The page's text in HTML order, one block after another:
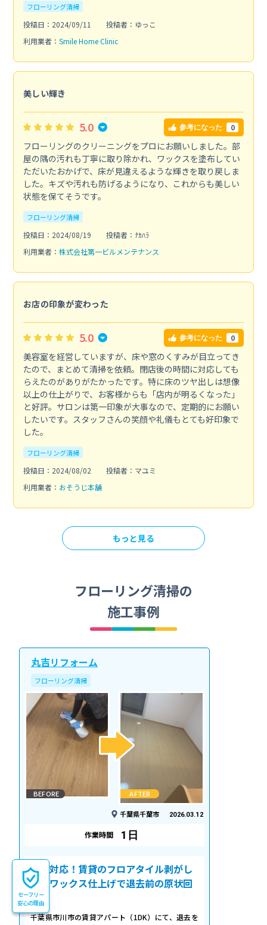
フローリング清掃
投稿日：2024/09/11
投稿者：ゆっこ
利用業者： Smile Home Clinic
美しい輝き
5.0 参考になった 0
フローリングのクリーニングをプロにお願いしました。部
屋の隅の汚れも丁寧に取り除かれ、ワックスを塗布してい
ただいたおかげで、床が見違えるような輝きを取り戻しま
した。キズや汚れも防げるようになり、これからも美しい
状態を保てそうです。
フローリング清掃
投稿日：2024/08/19
投稿者：ﾅｶﾊﾗ
利用業者： 株式会社第一ビルメンテナンス
お店の印象が変わった
5.0 参考になった 0
美容室を経営していますが、床や窓のくすみが目立ってき
たので、まとめて清掃を依頼。閉店後の時間に対応しても
らえたのがありがたかったです。特に床のツヤ出しは想像
以上の仕上がりで、お客様からも「店内が明るくなった」
と好評。サロンは第一印象が大事なので、定期的にお願い
したいです。スタッフさんの笑顔や礼儀もとても好印象で
した。
フローリング清掃
投稿日：2024/08/02
投稿者：マユミ
利用業者： おそうじ本舗
もっと見る
フローリング清掃の
施工事例
丸吉リフォーム
フローリング清掃
BEFORE AFTER
千葉県千葉市 2026.03.12
作業時間 1日
即日対応！賃貸のフロアタイル剥がし
＆床ワックス仕上げで退去前の原状回
復
千葉県市川市の賃貸アパート（1DK）にて、退去を
セーフリー
安心の理由